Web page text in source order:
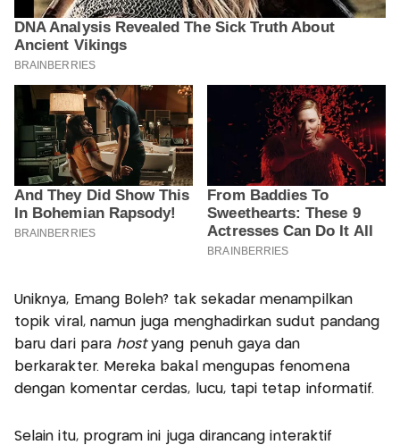
Uniknya, Emang Boleh? tak sekadar menampilkan
topik viral, namun juga menghadirkan sudut pandang
baru dari para hostyang penuh gaya dan
berkarakter. Mereka bakal mengupas fenomena
dengan komentar cerdas, lucu, tapi tetap informatif.
Selain itu, program ini juga dirancang interaktif